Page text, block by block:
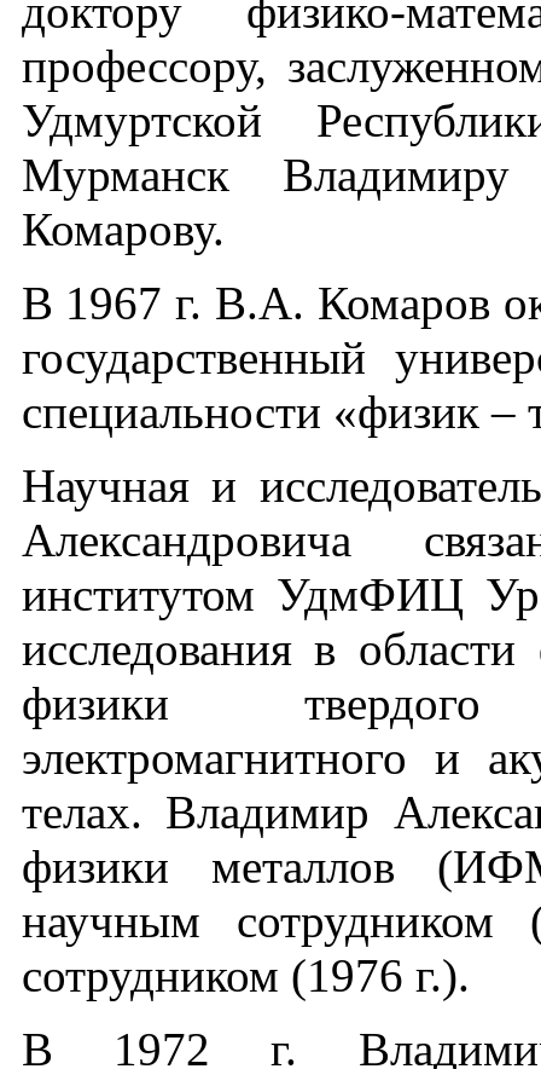
доктору физико-
профессору,
Удмуртской
Мурманск Владимиру
Комарову.
В 1967 г. В.А. Комаров
государственный
специальности «физик –
Научная и
Александровича
институтом УдмФИЦ
исследования в
физики
электромагнитного и
телах. Владимир
физики металлов
научным
сотрудником (1976 г.).
В 1972 г. Владимир